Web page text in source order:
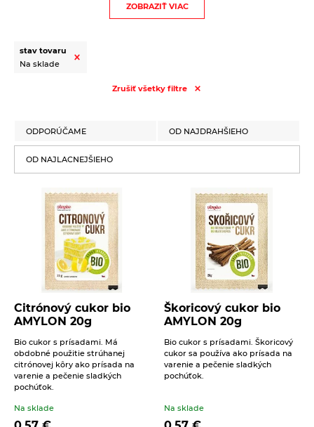
Kávové sušienky s kokosom
Biopekárna Zemanka bio
trstinovým cukrom. Bez palmového tuku.
Bez vajec. Bez mlieka. Bez bieleho cukru.
Krekry s tekvicovými
semienkami a cesnakom
Biopekárna Zemanka bio
100g
Na sklade
Krekry s tekvicovými semienkami a
cesnakom. Bez palmového tuku. Bez vajec.
Bez mlieka. Trvanlivé pečivo bio.
Lieskovoorieškové hrudky
s jahodovým prachom
Biopekárna Zemanka bio
100g
Na sklade
Lieskovoorieškové hrudky s jahodovým
prachom bio. Bez palmového tuku. Bez
vajec. Bez mlieka. Bez bieleho cukru.
Trvanlivé pečivo bio.
Slané krekry s dužinou z
ZOBRAZIŤ VIAC
stav tovaru
Na sklade
Zrušiť všetky filtre
ODPORÚČAME
OD NAJLACNEJŠIEHO
OD NAJDRAHŠIEHO
Citrónový cukor bio
AMYLON 20g
Bio cukor s prísadami. Má
obdobné použitie strúhanej
citrónovej kôry ako prísada na
varenie a pečenie sladkých
pochúťok.
Na sklade
Škoricový cukor bio
AMYLON 20g
Bio cukor s prísadami. Škoricový
cukor sa používa ako prísada na
varenie a pečenie sladkých
pochúťok.
Na sklade